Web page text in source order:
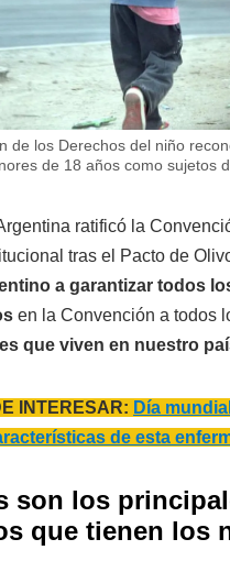
de los Derechos del niño
de 18 años como sujetos
ratificó la
tras el Pacto de
a garantizar todos
en la Convención a todos
que viven en nuestro
INTERESAR: Día
de esta
son los
que tienen los